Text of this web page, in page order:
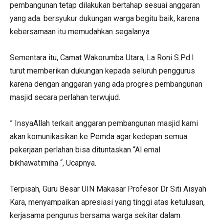
pembangunan tetap dilakukan bertahap sesuai anggaran
yang ada. bersyukur dukungan warga begitu baik, karena
kebersamaan itu memudahkan segalanya.
Sementara itu, Camat Wakorumba Utara, La Roni S.Pd.I
turut memberikan dukungan kepada seluruh penggurus
karena dengan anggaran yang ada progres pembangunan
masjid secara perlahan terwujud.
” InsyaAllah terkait anggaran pembangunan masjid kami
akan komunikasikan ke Pemda agar kedepan semua
pekerjaan perlahan bisa dituntaskan “Al emal
bikhawatimiha “, Ucapnya.
Terpisah, Guru Besar UIN Makasar Profesor Dr Siti Aisyah
Kara, menyampaikan apresiasi yang tinggi atas ketulusan,
kerjasama pengurus bersama warga sekitar dalam